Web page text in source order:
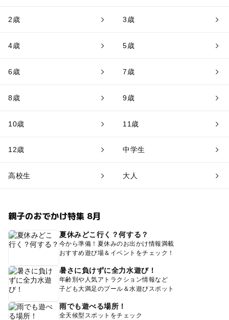
2歳 3歳
4歳 5歳
6歳 7歳
8歳 9歳
10歳 11歳
12歳 中学生
高校生 大人
親子のおでかけ特集 8月
夏休みどこ行く？何する？
今から準備！夏休みのお出かけ情報満載
おすすめ遊び場＆イベントをチェック！
暑さに負けずに全力水遊び！
年齢別や人気アトラクション情報など
子ども大満足のプール＆水遊びスポット
雨でも遊べる場所！
全天候型スポットをチェック